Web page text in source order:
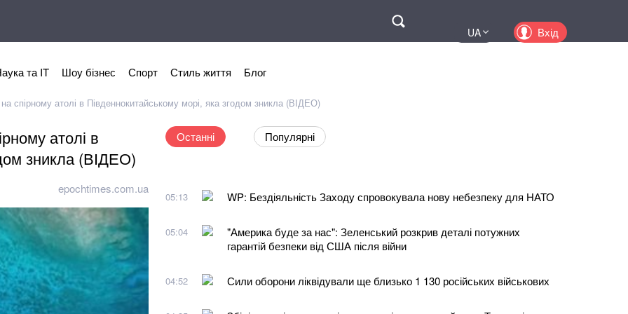
UA
Вхід
та IT Шоу бізнес Спорт Стиль життя Блог
спірному атолі в Південнокитайському морі, яка згодом зникла (ВІДЕО)
атолі в
зникла (ВІДЕО)
epochtimes.com.ua
Останні Популярні
05:13 WP: Бездіяльність Заходу спровокувала нову небезпеку для НАТО
05:04
"Америка буде за нас": Зеленський розкрив деталі потужних
гарантій безпеки від США після війни
04:52 Сили оборони ліквідували ще близько 1 130 російських військових